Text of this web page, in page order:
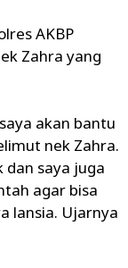
AKBP
Zahra yang
akan bantu
nek Zahra.
dan saya juga
agar bisa
lansia. Ujarnya